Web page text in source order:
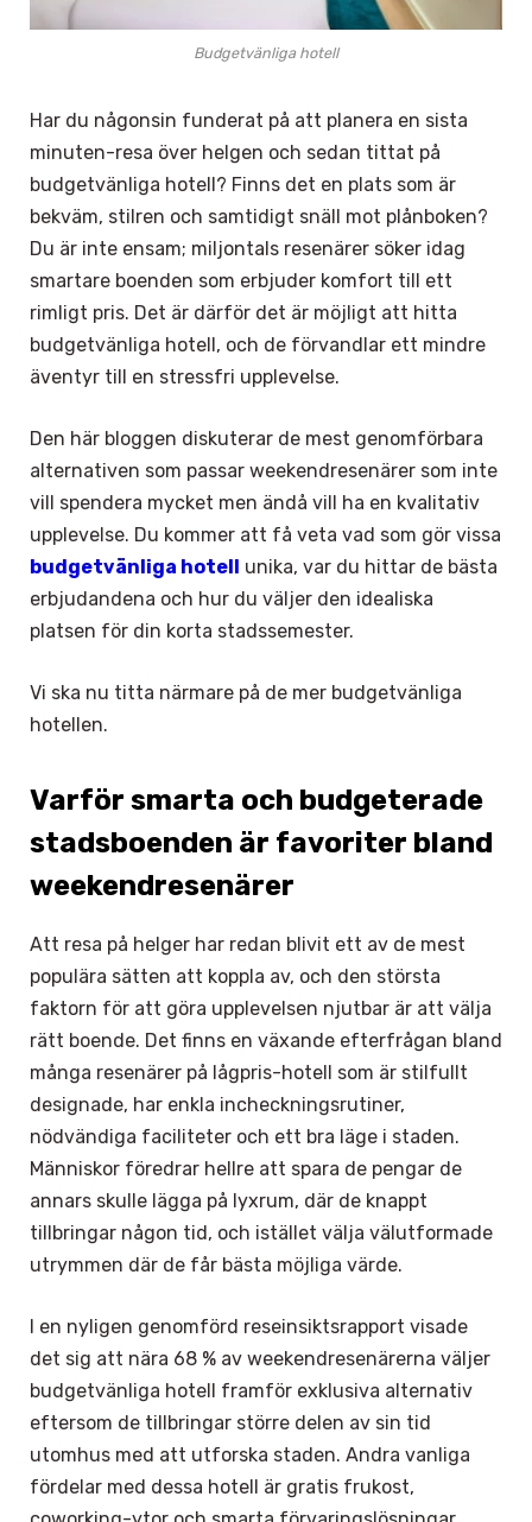
Budgetvänliga hotell
Har du någonsin funderat på att planera en sista
minuten-resa över helgen och sedan tittat på
budgetvänliga hotell? Finns det en plats som är
bekväm, stilren och samtidigt snäll mot plånboken?
Du är inte ensam; miljontals resenärer söker idag
smartare boenden som erbjuder komfort till ett
rimligt pris. Det är därför det är möjligt att hitta
budgetvänliga hotell, och de förvandlar ett mindre
äventyr till en stressfri upplevelse.
Den här bloggen diskuterar de mest genomförbara
alternativen som passar weekendresenärer som inte
vill spendera mycket men ändå vill ha en kvalitativ
upplevelse. Du kommer att få veta vad som gör vissa
budgetvänliga hotell unika, var du hittar de bästa
erbjudandena och hur du väljer den idealiska
platsen för din korta stadssemester.
Vi ska nu titta närmare på de mer budgetvänliga
hotellen.
Varför smarta och budgeterade
stadsboenden är favoriter bland
weekendresenärer
Att resa på helger har redan blivit ett av de mest
populära sätten att koppla av, och den största
faktorn för att göra upplevelsen njutbar är att välja
rätt boende. Det finns en växande efterfrågan bland
många resenärer på lågpris-hotell som är stilfullt
designade, har enkla incheckningsrutiner,
nödvändiga faciliteter och ett bra läge i staden.
Människor föredrar hellre att spara de pengar de
annars skulle lägga på lyxrum, där de knappt
tillbringar någon tid, och istället välja välutformade
utrymmen där de får bästa möjliga värde.
I en nyligen genomförd reseinsiktsrapport visade
det sig att nära 68 % av weekendresenärerna väljer
budgetvänliga hotell framför exklusiva alternativ
eftersom de tillbringar större delen av sin tid
utomhus med att utforska staden. Andra vanliga
fördelar med dessa hotell är gratis frukost,